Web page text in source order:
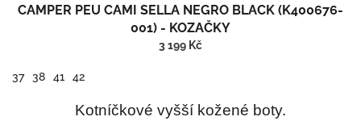
CAMPER PEU CAMI SELLA NEGRO BLACK (K400676-
001) - KOZAČKY
3 199 Kč
37 38 41 42
Kotníčkové vyšší kožené boty.